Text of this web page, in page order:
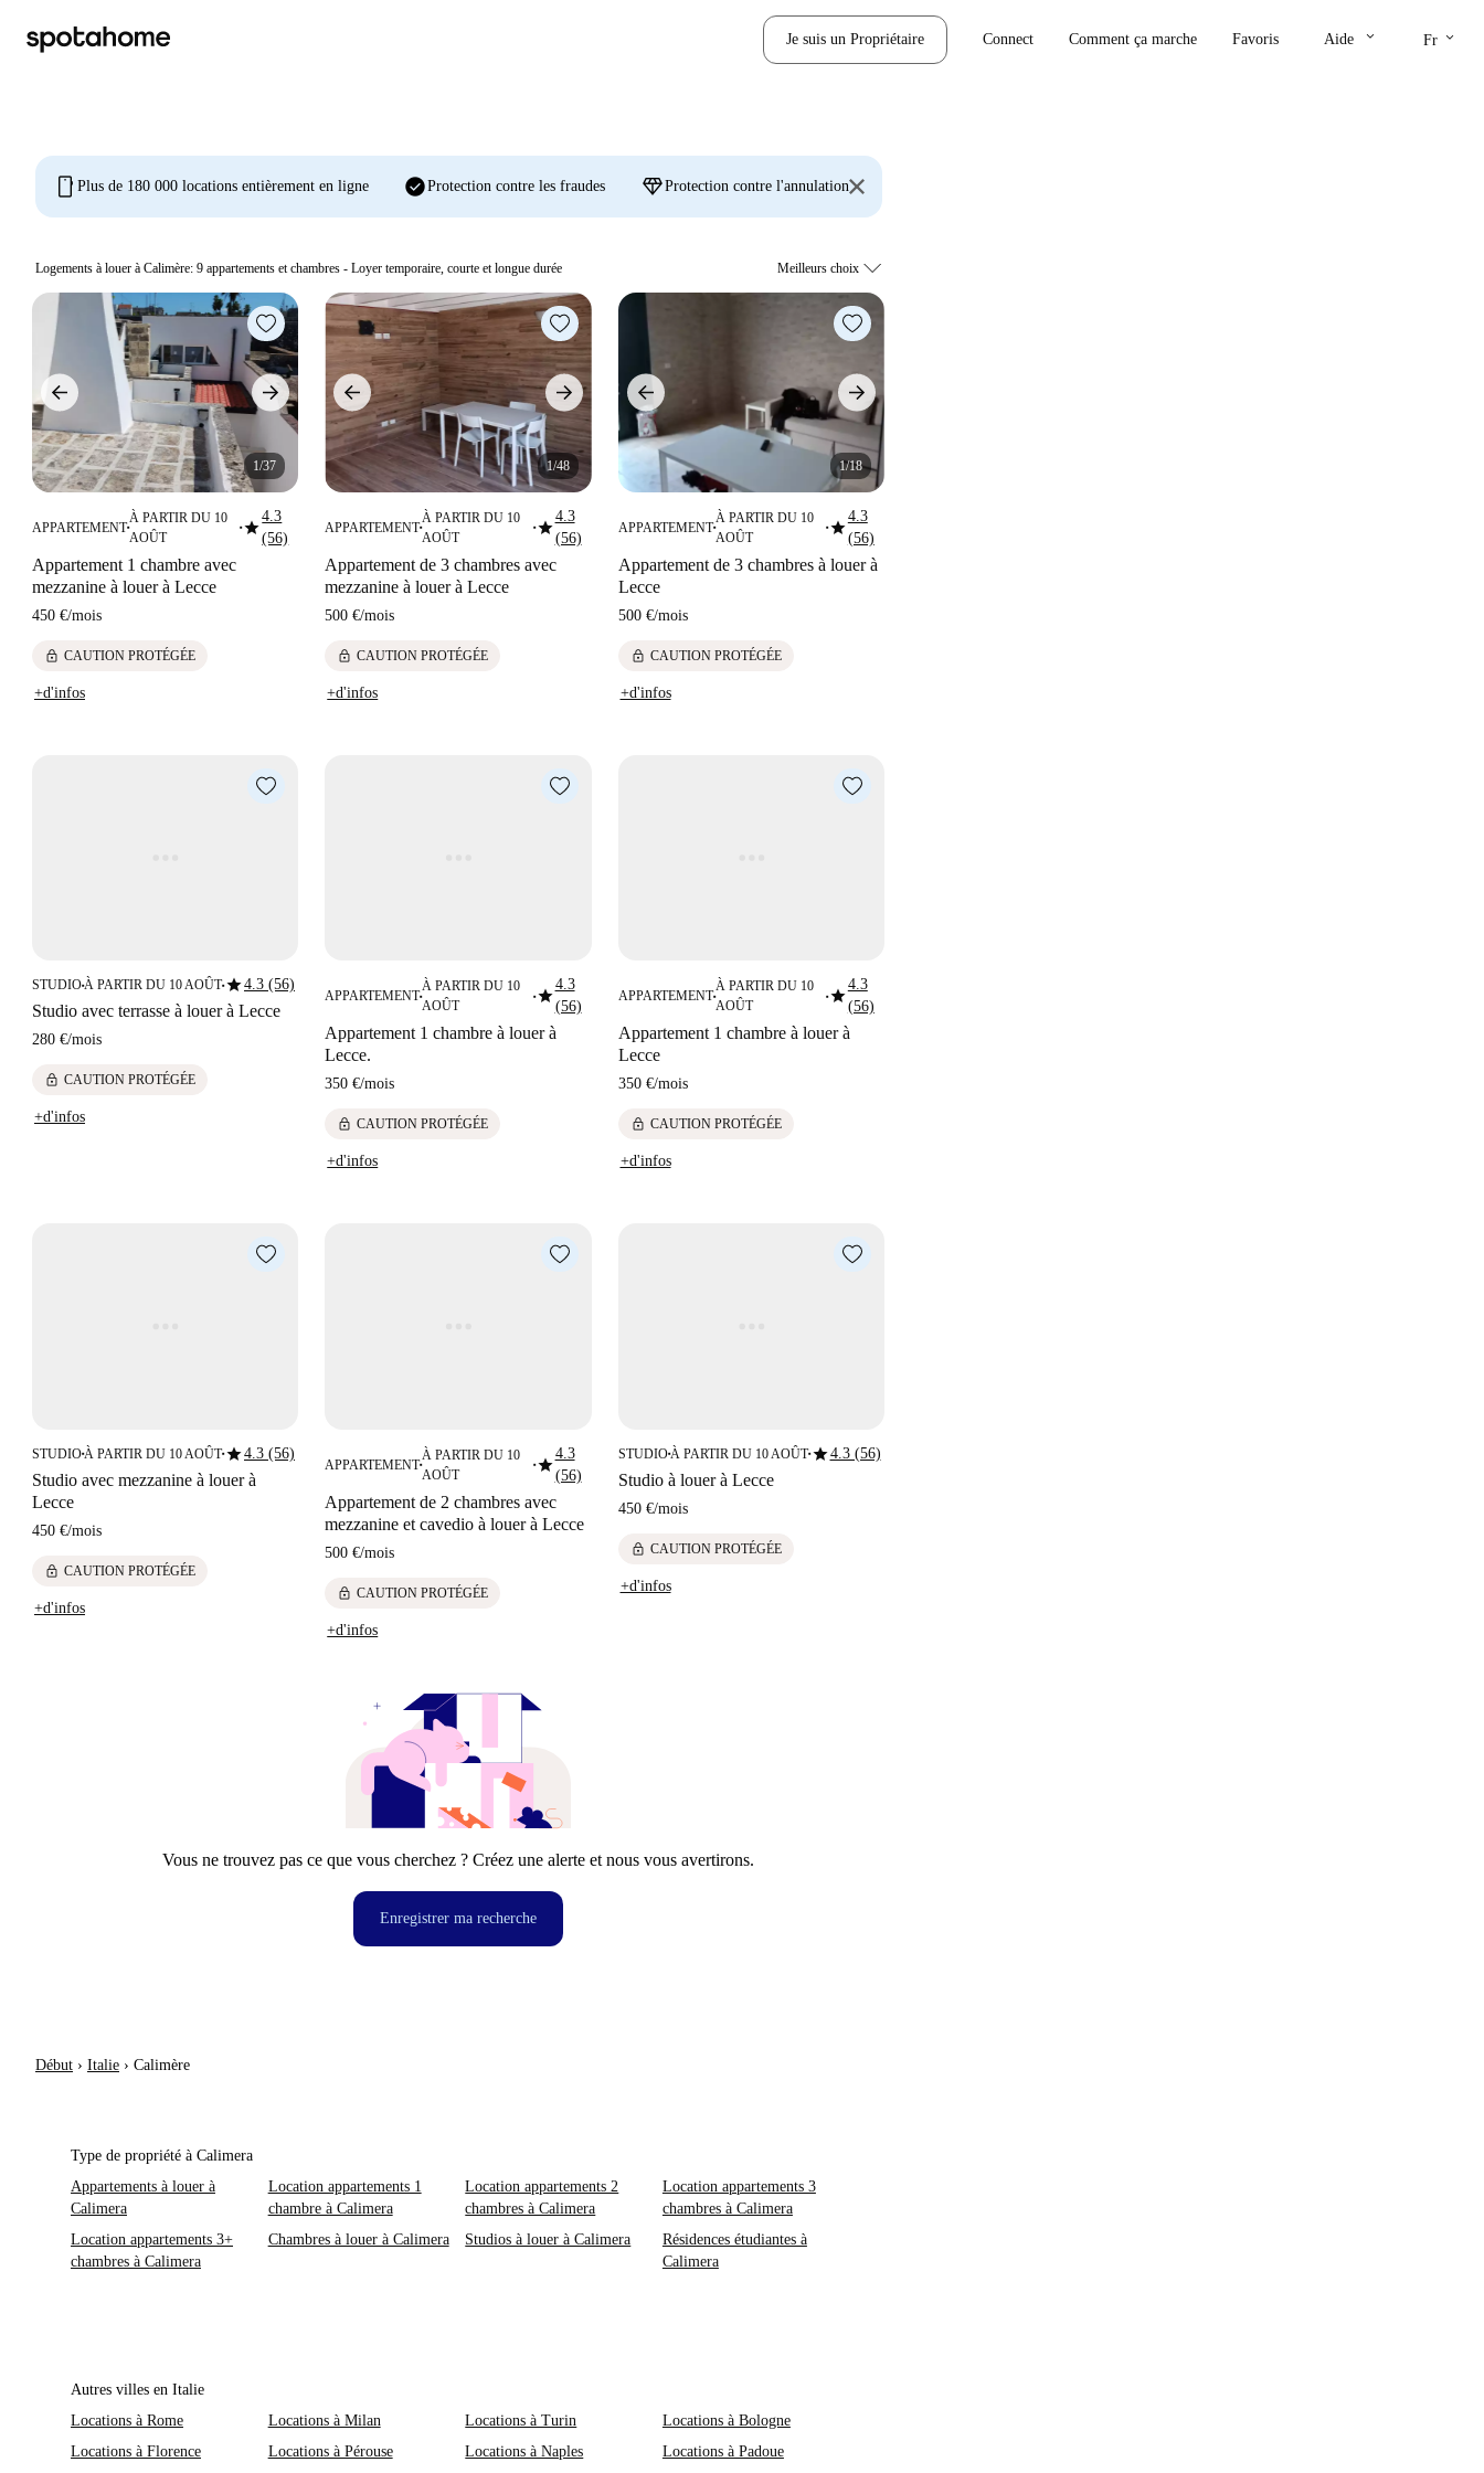
Je suis un Propriétaire Connect Comment ça marche Favoris Aide keyboard_arrow_down Fr keyboard_arrow_down
mobile Plus de 180 000 locations entièrement en ligne check_circleProtection contre les fraudes diamondProtection contre l'annulation
Logements à louer à Calimère: 9 appartements et chambres - Loyer temporaire, courte et longue durée
1/37
APPARTEMENT■
À PARTIR DU 10
AOÛT
■star4.3
(56)
Appartement 1 chambre avec
mezzanine à louer à Lecce
450 €/mois
lock CAUTION PROTÉGÉE
+d'infos
1/48
APPARTEMENT■
À PARTIR DU 10
AOÛT
■star4.3
(56)
Appartement de 3 chambres avec
mezzanine à louer à Lecce
500 €/mois
lock CAUTION PROTÉGÉE
+d'infos
1/18
APPARTEMENT■
À PARTIR DU 10
AOÛT
■star4.3
(56)
Appartement de 3 chambres à louer à
Lecce
500 €/mois
lock CAUTION PROTÉGÉE
+d'infos
STUDIO■À PARTIR DU 10 AOÛT■star4.3 (56)
Studio avec terrasse à louer à Lecce
280 €/mois
lock CAUTION PROTÉGÉE
+d'infos
APPARTEMENT■
À PARTIR DU 10
AOÛT
■star4.3
(56)
Appartement 1 chambre à louer à
Lecce.
350 €/mois
lock CAUTION PROTÉGÉE
+d'infos
APPARTEMENT■
À PARTIR DU 10
AOÛT
■star4.3
(56)
Appartement 1 chambre à louer à
Lecce
350 €/mois
lock CAUTION PROTÉGÉE
+d'infos
STUDIO■À PARTIR DU 10 AOÛT■star4.3 (56)
Studio avec mezzanine à louer à
Lecce
450 €/mois
lock CAUTION PROTÉGÉE
+d'infos
APPARTEMENT■
À PARTIR DU 10
AOÛT
■star4.3
(56)
Appartement de 2 chambres avec
mezzanine et cavedio à louer à Lecce
500 €/mois
lock CAUTION PROTÉGÉE
+d'infos
STUDIO■À PARTIR DU 10 AOÛT■star4.3 (56)
Studio à louer à Lecce
450 €/mois
lock CAUTION PROTÉGÉE
+d'infos
Vous ne trouvez pas ce que vous cherchez ? Créez une alerte et nous vous avertirons.
Enregistrer ma recherche
Début › Italie › Calimère
Type de propriété à Calimera
Appartements à louer à
Calimera
Location appartements 1
chambre à Calimera
Location appartements 2
chambres à Calimera
Location appartements 3
chambres à Calimera
Location appartements 3+
chambres à Calimera
Chambres à louer à Calimera Studios à louer à Calimera
Résidences étudiantes à
Calimera
Autres villes en Italie
Locations à Rome
Locations à Milan Locations à Turin
Locations à Bologne
Locations à Florence
Locations à Pérouse Locations à Naples Locations à Padoue